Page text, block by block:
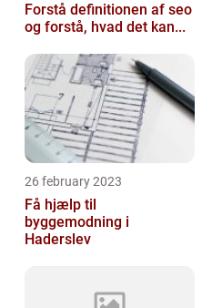
Forstå definitionen af seo
og forstå, hvad det kan...
26 february 2023
Få hjælp til
byggemodning i
Haderslev